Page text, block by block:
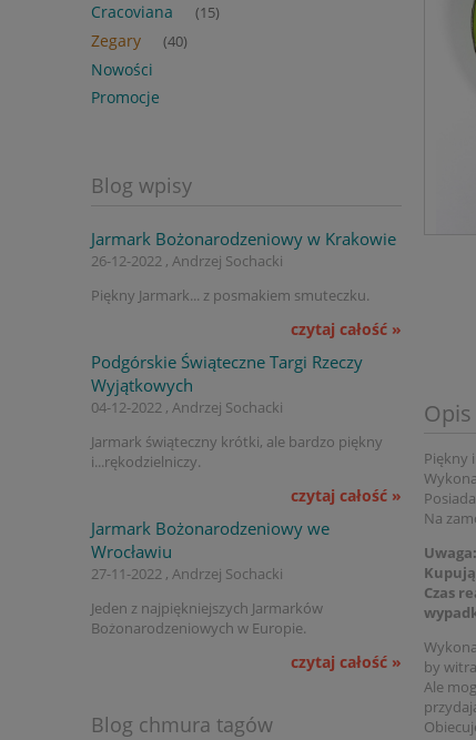
Cracoviana (15)
Zegary (40)
Nowości
Promocje
Blog wpisy
Jarmark Bożonarodzeniowy w Krakowie
26-12-2022 , Andrzej Sochacki
Piękny Jarmark... z posmakiem smuteczku.
czytaj całość »
Podgórskie Świąteczne Targi Rzeczy
Wyjątkowych
04-12-2022 , Andrzej Sochacki
Jarmark świąteczny krótki, ale bardzo piękny
i...rękodzielniczy.
czytaj całość »
Jarmark Bożonarodzeniowy we
Wrocławiu
27-11-2022 , Andrzej Sochacki
Jeden z najpiękniejszych Jarmarków
Bożonarodzeniowych w Europie.
czytaj całość »
Blog chmura tagów
Opis
Piękny
Na
Uwaga
Czas
by
Ale